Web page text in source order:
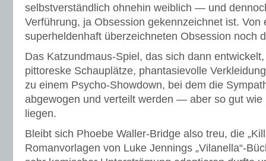
selbstverständlich ohnehin weiblich — und
Verführung, ja Obsession gekennzeichnet ist. Von
superheldenhaft überzeichneten Obsession noch
Das Katzundmaus-Spiel, das sich dann
pittoreske Schauplätze, phantasievolle
zu einem Psycho-Showdown, bei dem die
abgewogen und verteilt werden — aber so gut wie
liegen.
Bleibt sich Phoebe Waller-Bridge also treu, die
Romanvorlagen von Luke Jennings „Vilanella“-